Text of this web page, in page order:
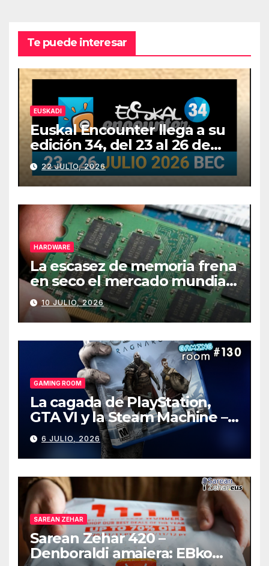
Te puede interesar
EUSKADI
Euskal Encounter llega a su
edición 34, del 23 al 26 de
julio
22 JULIO, 2026
HARDWARE
La escasez de memoria frena
en seco el mercado mundial
de PCs
10 JULIO, 2026
GAMING ROOM
La cagada de PlayStation,
GTA VI y la Steam Machine –
Gaming Room #130
6 JULIO, 2026
SAREAN ZEHAR
Sarean Zehar 420 –
Denboraldi amaiera: EBko